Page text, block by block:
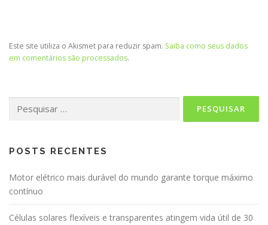
Este site utiliza o Akismet para reduzir spam. Saiba como seus dados
em comentários são processados.
por:
POSTS RECENTES
Motor elétrico mais durável do mundo garante torque máximo
contínuo
Células solares flexíveis e transparentes atingem vida útil de 30